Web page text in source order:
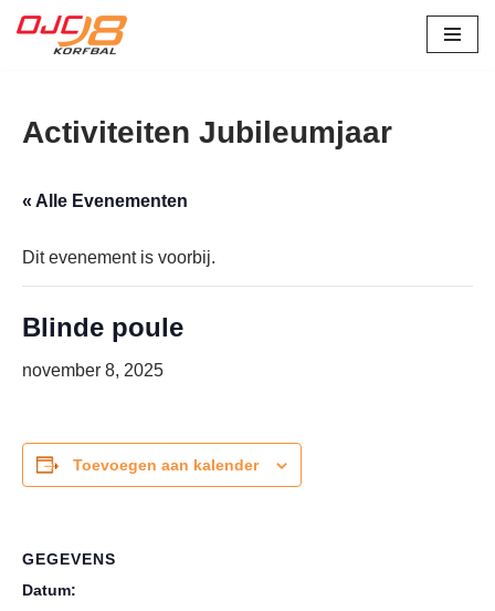
de
Activiteiten Jubileumjaar
« Alle Evenementen
Dit evenement is voorbij.
Blinde poule
november 8, 2025
Toevoegen aan kalender
GEGEVENS
Datum: